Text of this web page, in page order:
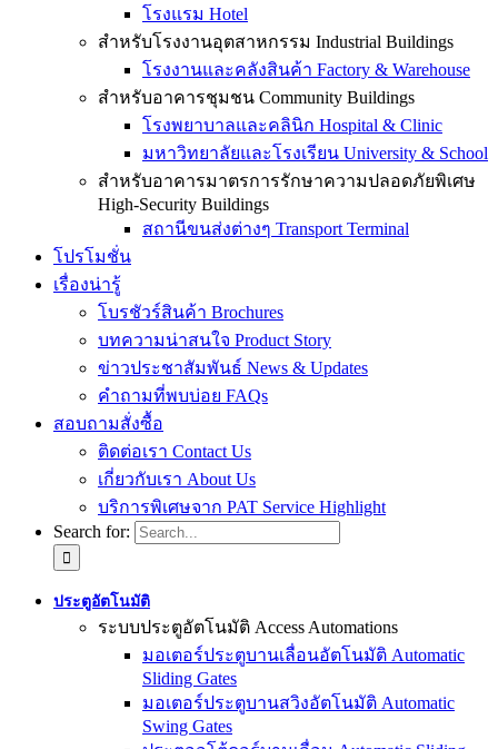
โรงแรม Hotel
สำหรับโรงงานอุตสาหกรรม Industrial Buildings
โรงงานและคลังสินค้า Factory & Warehouse
สำหรับอาคารชุมชน Community Buildings
โรงพยาบาลและคลินิก Hospital & Clinic
มหาวิทยาลัยและโรงเรียน University & School
สำหรับอาคารมาตรการรักษาความปลอดภัยพิเศษ
High-Security Buildings
สถานีขนส่งต่างๆ Transport Terminal
โปรโมชั่น
เรื่องน่ารู้
โบรชัวร์สินค้า Brochures
บทความน่าสนใจ Product Story
ข่าวประชาสัมพันธ์ News & Updates
คำถามที่พบบ่อย FAQs
สอบถามสั่งซื้อ
ติดต่อเรา Contact Us
เกี่ยวกับเรา About Us
บริการพิเศษจาก PAT Service Highlight
Search for:
ประตูอัตโนมัติ
ระบบประตูอัตโนมัติ Access Automations
มอเตอร์ประตูบานเลื่อนอัตโนมัติ Automatic
Sliding Gates
มอเตอร์ประตูบานสวิงอัตโนมัติ Automatic
Swing Gates